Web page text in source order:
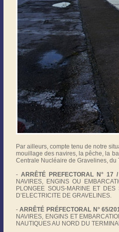
Par ailleurs, compte tenu de notre
mouillage des navires, la pêche, la
Centrale Nucléaire de Gravelines, du
- ARRÊTÉ PREFECTORAL N° 17
NAVIRES, ENGINS OU
PLONGEE SOUS-MARINE ET
D’ELECTRICITE DE GRAVELINES.
-ARRÊTÉ PRÉFECTORAL N° 65/
NAVIRES, ENGINS ET
NAUTIQUES AU NORD DU